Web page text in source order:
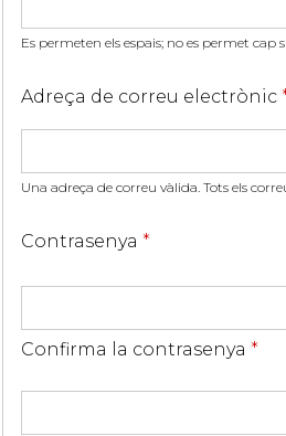
Es permeten els espais; no es permet
Adreça de correu electrònic
Una adreça de correu vàlida. Tots els
Contrasenya *
Confirma la contrasenya *